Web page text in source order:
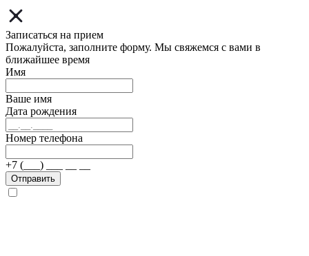
Записаться на прием
Пожалуйста, заполните форму. Мы свяжемся с вами в
ближайшее время
Имя
Ваше имя
Дата рождения
Номер телефона
+7 (___) ___ __ __
Отправить